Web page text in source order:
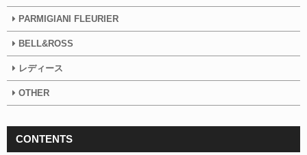
PARMIGIANI FLEURIER
BELL&ROSS
レディース
OTHER
CONTENTS